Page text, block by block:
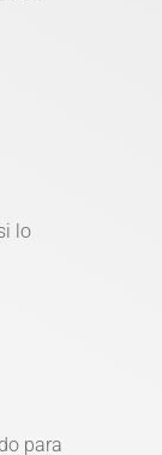
lo
para